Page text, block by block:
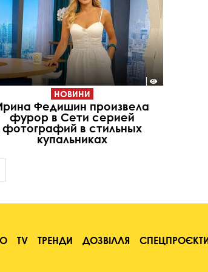
НОВИНИ
Федишин произвела
фурор в Сети серией
фотографий в стильных
купальниках
TV ТРЕНДИ ДОЗВІЛЛЯ